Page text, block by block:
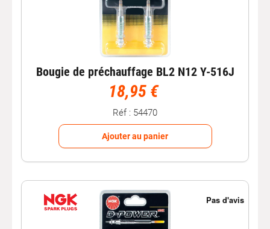
Bougie de préchauffage BL2 N12 Y-516J
18,95 €
Réf : 54470
Ajouter au panier